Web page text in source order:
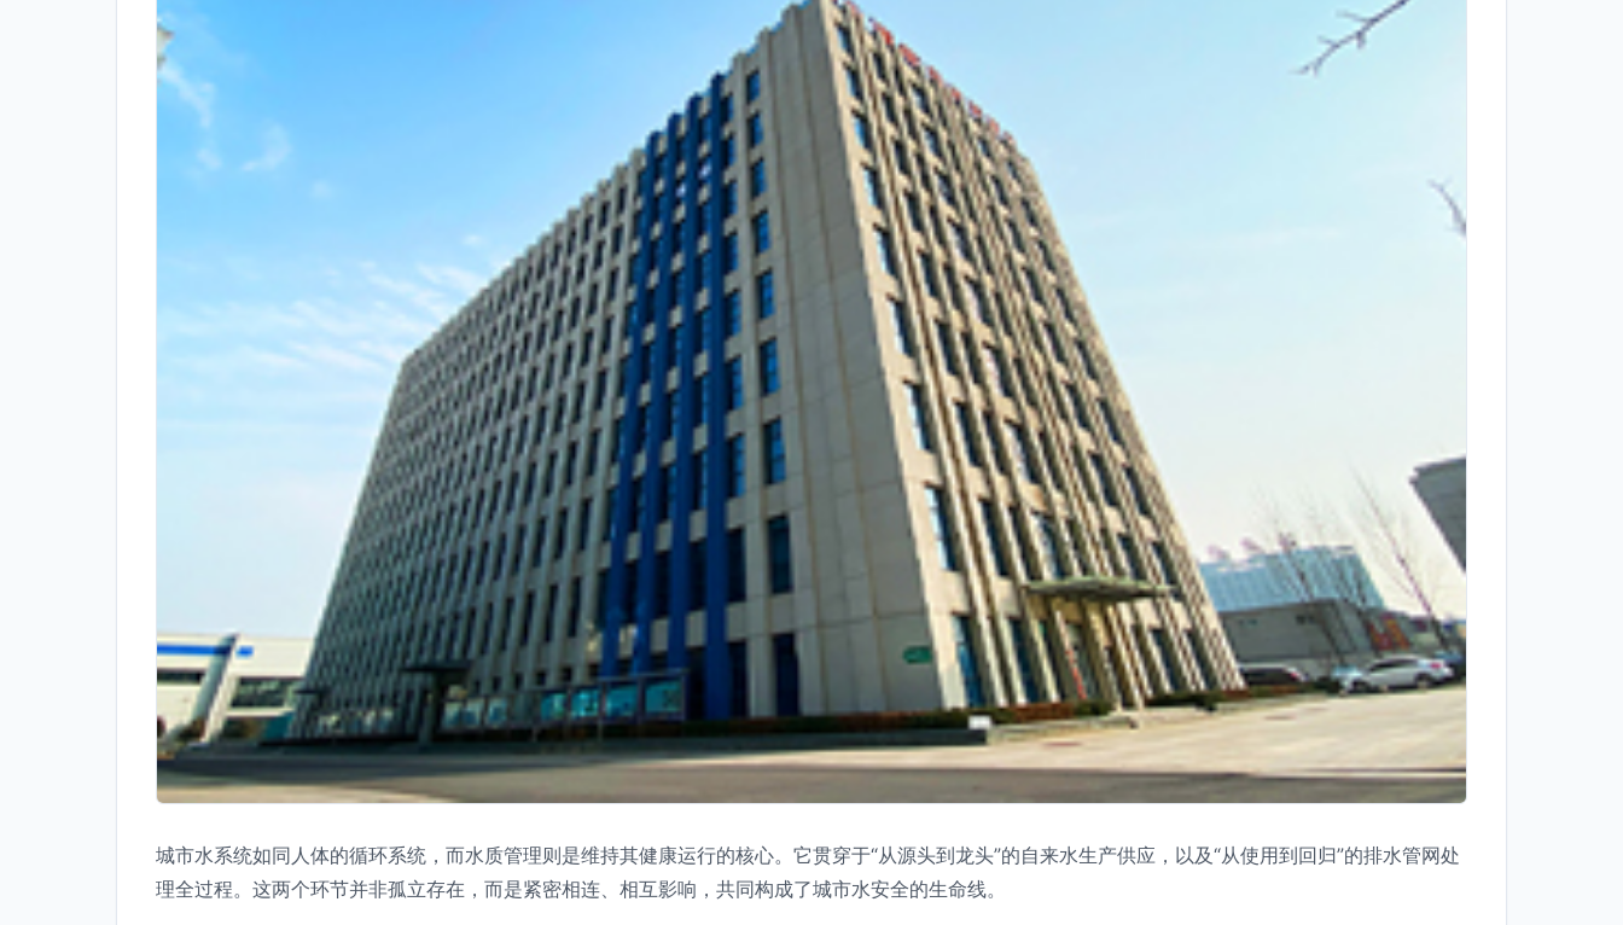
城市水系统如同人体的循环系统，而水质管理则是维持其健康运行的核心。它贯穿于“从源头到龙头”的自来水生产供应，以及“从使用到回归”的排水管网处
理全过程。这两个环节并非孤立存在，而是紧密相连、相互影响，共同构成了城市水安全的生命线。